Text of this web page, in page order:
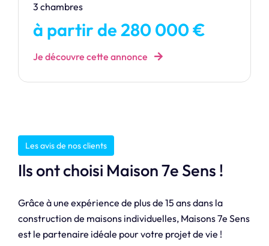
3 chambres
à partir de 280 000 €
Je découvre cette annonce
Les avis de nos clients
Ils ont choisi Maison 7e Sens !
Grâce à une expérience de plus de 15 ans dans la
construction de maisons individuelles, Maisons 7e Sens
est le partenaire idéale pour votre projet de vie !